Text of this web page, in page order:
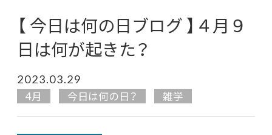
【 今日は何の日ブログ 】４月９
日は何が起きた？
2023.03.29
4月 今日は何の日？ 雑学